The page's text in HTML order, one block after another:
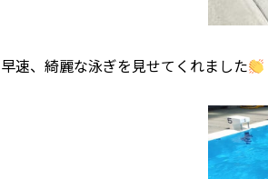
早速、綺麗な泳ぎを見せてくれました